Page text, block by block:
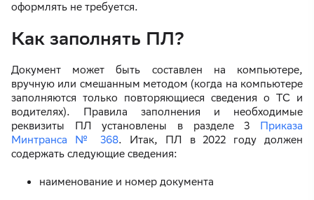
оформлять не требуется.
Как заполнять ПЛ?
Документ может быть составлен на компьютере,
вручную или смешанным методом (когда на компьютере
заполняются только повторяющиеся сведения о ТС и
водителях). Правила заполнения и необходимые
реквизиты ПЛ установлены в разделе 3 Приказа
Минтранса № 368. Итак, ПЛ в 2022 году должен
содержать следующие сведения:
наименование и номер документа